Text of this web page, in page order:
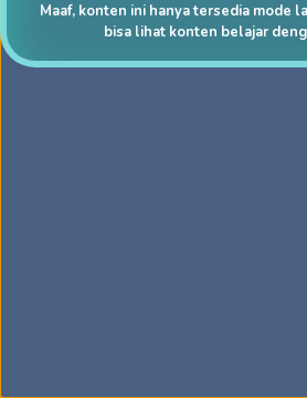
Maaf, konten ini hanya tersedia mode
bisa lihat konten belajar